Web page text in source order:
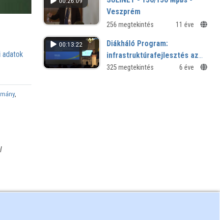
adatok
,
Veszprém
256 megtekintés 11 éve
00:13:22
Diákháló Program:
infrastruktúrafejlesztés az
iskolákban – Dudás Dezső,
325 megtekintés 6 éve